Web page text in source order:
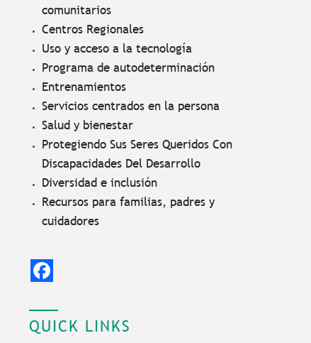
comunitarios
Centros Regionales
Uso y acceso a la tecnología
Programa de autodeterminación
Entrenamientos
Servicios centrados en la persona
Salud y bienestar
Protegiendo Sus Seres Queridos Con
Discapacidades Del Desarrollo
Diversidad e inclusión
Recursos para familias, padres y
cuidadores
QUICK LINKS